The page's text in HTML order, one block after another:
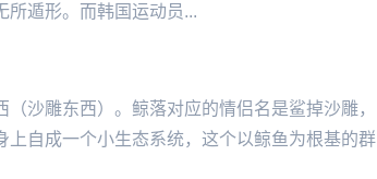
所遁形。而韩国运动员...
沙雕东西）。鲸落对应的情侣名是鲨掉沙雕，
自成一个小生态系统，这个以鲸鱼为根基的群